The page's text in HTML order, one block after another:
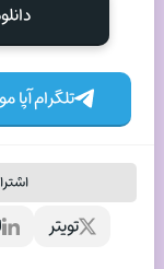
تلگرام آپا
تویتر